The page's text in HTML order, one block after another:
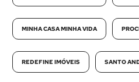
MINHA CASA MINHA VIDA
REDEFINE IMÓVEIS SANTO